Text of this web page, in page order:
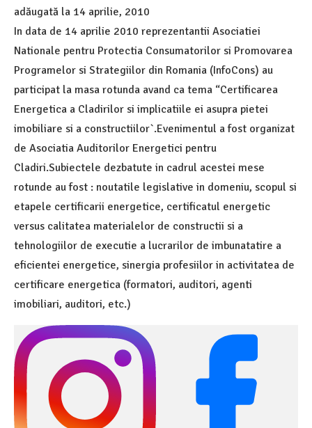
adăugată la 14 aprilie, 2010
In data de 14 aprilie 2010 reprezentantii Asociatiei
Nationale pentru Protectia Consumatorilor si Promovarea
Programelor si Strategiilor din Romania (InfoCons) au
participat la masa rotunda avand ca tema “Certificarea
Energetica a Cladirilor si implicatiile ei asupra pietei
imobiliare si a constructiilor`.Evenimentul a fost organizat
de Asociatia Auditorilor Energetici pentru
Cladiri.Subiectele dezbatute in cadrul acestei mese
rotunde au fost : noutatile legislative in domeniu, scopul si
etapele certificarii energetice, certificatul energetic
versus calitatea materialelor de constructii si a
tehnologiilor de executie a lucrarilor de imbunatatire a
eficientei energetice, sinergia profesiilor in activitatea de
certificare energetica (formatori, auditori, agenti
imobiliari, auditori, etc.)